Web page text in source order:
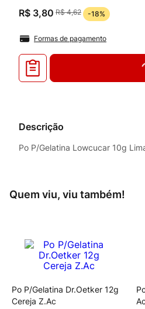
R$ 3,80 R$ 4,62 -18%
Formas de pagamento
Descrição
Po P/Gelatina Lowcucar 10g
Quem viu, viu também!
Po P/Gelatina Dr.Oetker 12g
Cereja Z.Ac